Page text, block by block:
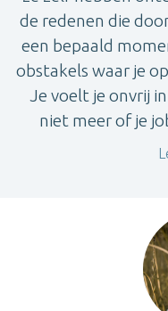
de redenen die
een bepaald
obstakels waar je
Je voelt je onvrij
niet meer of je